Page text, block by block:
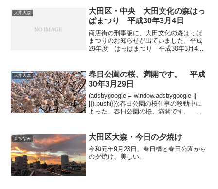
大井大森
大田区・中央 大田文化の森はっ
ぱまつり 平成30年3月4日
商店街の刑事版に、大田文化の森はっぱ
まつりのお知らせが出ていました。平成
29年度 はっぱまつり 平成30年3月4日
大井大森
春日公園の桜、満開です。 平成
30年3月29日
(adsbygoogle = window.adsbygoogle ||
[]).push({});春日公園の桜仕事の移動中に
よった、春日公園の桜、満開です。 平
まちなみ 大田区大森・今日の夕焼け
令和元年9月23日。春日橋と春日公園から
の夕焼け、美しい。